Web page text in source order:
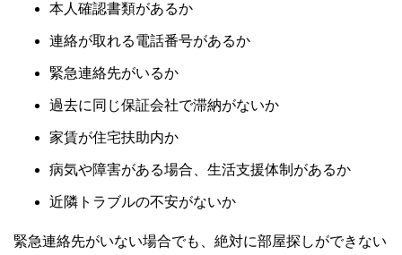
本人確認書類があるか
連絡が取れる電話番号があるか
緊急連絡先がいるか
過去に同じ保証会社で滞納がないか
家賃が住宅扶助内か
病気や障害がある場合、生活支援体制があるか
近隣トラブルの不安がないか
緊急連絡先がいない場合でも、絶対に部屋探しができない